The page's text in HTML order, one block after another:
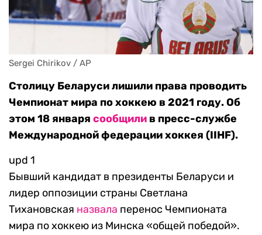
Sergei Chirikov / AP
Столицу Беларуси лишили права проводить
Чемпионат мира по хоккею в 2021 году. Об
этом 18 января сообщили в пресс-службе
Международной федерации хоккея (IIHF).
upd 1
Бывший кандидат в президенты Беларуси и
лидер оппозиции страны Светлана
Тихановская назвала перенос Чемпионата
мира по хоккею из Минска «общей победой».